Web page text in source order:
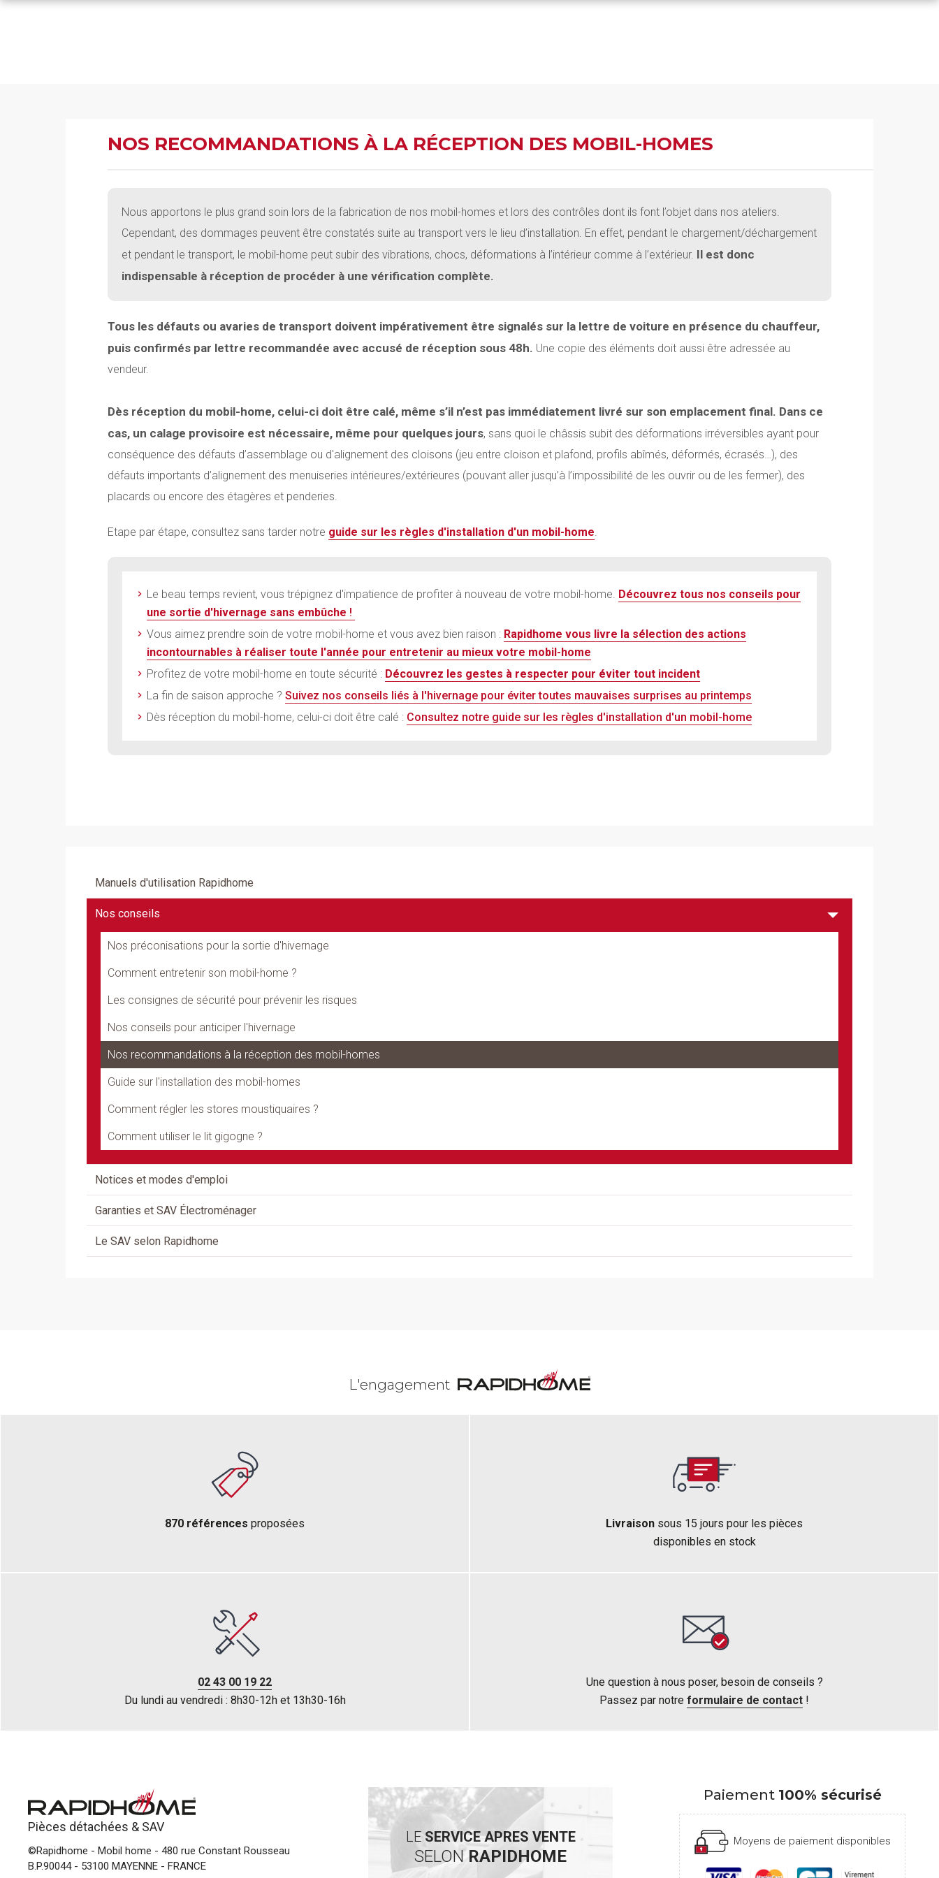
NOS RECOMMANDATIONS À LA RÉCEPTION DES MOBIL-HOMES
Nous apportons le plus grand soin lors de la fabrication de nos mobil-homes et lors des contrôles dont ils font l’objet dans nos ateliers.
Cependant, des dommages peuvent être constatés suite au transport vers le lieu d’installation. En effet, pendant le chargement/déchargement
et pendant le transport, le mobil-home peut subir des vibrations, chocs, déformations à l’intérieur comme à l’extérieur. Il est donc
indispensable à réception de procéder à une vérification complète.
Tous les défauts ou avaries de transport doivent impérativement être signalés sur la lettre de voiture en présence du chauffeur,
puis confirmés par lettre recommandée avec accusé de réception sous 48h. Une copie des éléments doit aussi être adressée au
vendeur.
Dès réception du mobil-home, celui-ci doit être calé, même s’il n’est pas immédiatement livré sur son emplacement final. Dans ce
cas, un calage provisoire est nécessaire, même pour quelques jours, sans quoi le châssis subit des déformations irréversibles ayant pour
conséquence des défauts d’assemblage ou d'alignement des cloisons (jeu entre cloison et plafond, profils abîmés, déformés, écrasés…), des
défauts importants d’alignement des menuiseries intérieures/extérieures (pouvant aller jusqu’à l’impossibilité de les ouvrir ou de les fermer), des
placards ou encore des étagères et penderies.
Etape par étape, consultez sans tarder notre guide sur les règles d'installation d'un mobil-home
Le beau temps revient, vous trépignez d'impatience de profiter à nouveau de votre mobil-home. Découvrez tous nos conseils pour
une sortie d'hivernage sans embûche !
Vous aimez prendre soin de votre mobil-home et vous avez bien raison : Rapidhome vous livre la sélection des actions
incontournables à réaliser toute l'année pour entretenir au mieux votre mobil-home
Profitez de votre mobil-home en toute sécurité : Découvrez les gestes à respecter pour éviter tout incident
La fin de saison approche ? Suivez nos conseils liés à l'hivernage pour éviter toutes mauvaises surprises au printemps
Dès réception du mobil-home, celui-ci doit être calé : Consultez notre guide sur les règles d'installation d'un mobil-home
Manuels d'utilisation Rapidhome
Nos conseils
Nos préconisations pour la sortie d'hivernage
Comment entretenir son mobil-home ?
Les consignes de sécurité pour prévenir les risques
Nos conseils pour anticiper l'hivernage
Nos recommandations à la réception des mobil-homes
Guide sur l'installation des mobil-homes
Comment régler les stores moustiquaires ?
Comment utiliser le lit gigogne ?
Notices et modes d'emploi
Garanties et SAV Électroménager
Le SAV selon Rapidhome
L'engagement
870 références proposées Livraison sous 15 jours pour les pièces
disponibles en stock
02 43 00 19 22
Du lundi au vendredi : 8h30-12h et 13h30-16h
Une question à nous poser, besoin de conseils ?
Passez par notre formulaire de contact !
Pièces détachées & SAV
©Rapidhome - Mobil home - 480 rue Constant Rousseau
B.P.90044 - 53100 MAYENNE - FRANCE
LE SERVICE APRES VENTE
SELONRAPIDHOME
Paiement 100% sécurisé
Moyens de paiement disponibles